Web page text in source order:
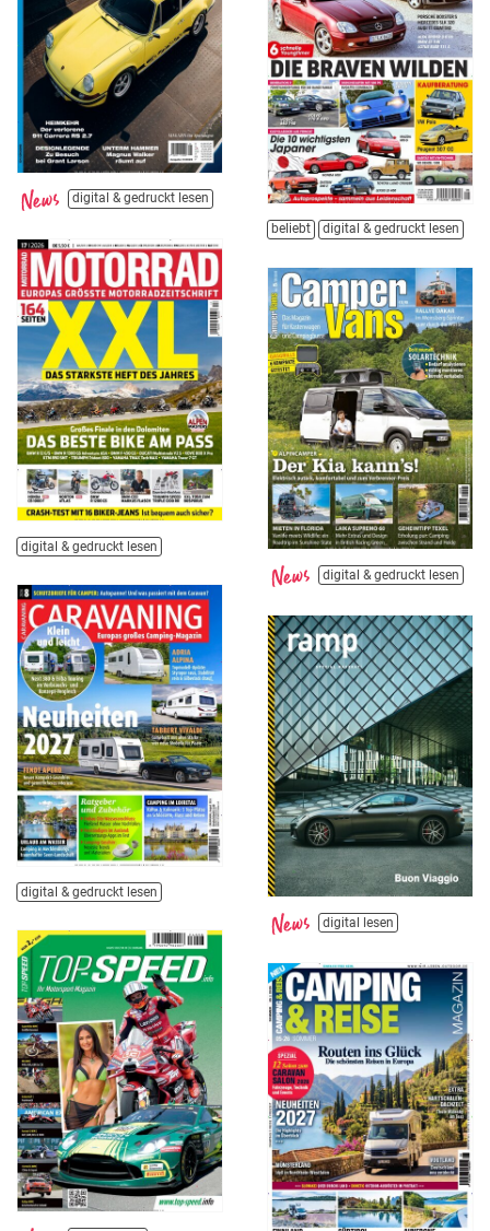
digital & gedruckt lesen
beliebt
digital & gedruckt lesen
digital & gedruckt lesen
digital & gedruckt lesen
digital & gedruckt lesen
digital lesen